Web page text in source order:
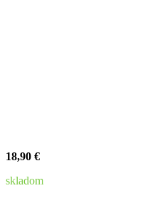
18,90 €
skladom